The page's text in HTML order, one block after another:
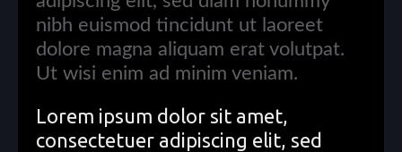
nibh euismod tincidunt ut laoreet
dolore magna aliquam erat volutpat.
Ut wisi enim ad minim veniam.
Lorem ipsum dolor sit amet,
consectetuer adipiscing elit, sed